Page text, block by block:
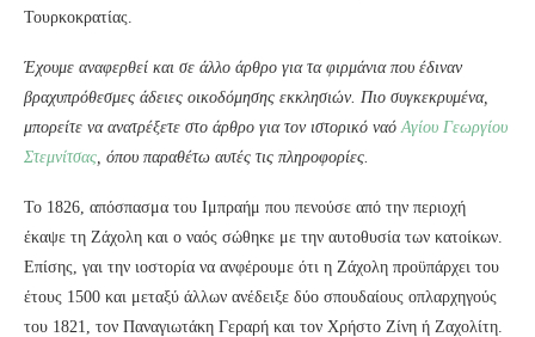
Τουρκοκρατίας.
Έχουμε αναφερθεί και σε άλλο άρθρο για τα φιρμάνια που έδιναν
βραχυπρόθεσμες άδειες οικοδόμησης εκκλησιών. Πιο συγκεκρυμένα,
μπορείτε να ανατρέξετε στο άρθρο για τον ιστορικό ναόΑγίου Γεωργίου
Στεμνίτσας, όπου παραθέτω αυτές τις πληροφορίες.
To 1826, απόσπασμα του Ιμπραήμ που πενούσε από την περιοχή
έκαψε τη Ζάχολη και ο ναός σώθηκε με την αυτοθυσία των κατοίκων.
Επίσης, γαι την ιοστορία να ανφέρουμε ότι η Ζάχολη προϋπάρχει του
έτους 1500 και μεταξύ άλλων ανέδειξε δύο σπουδαίους οπλαρχηγούς
του 1821, τον Παναγιωτάκη Γεραρή και τον Χρήστο Ζίνη ή Ζαχολίτη.